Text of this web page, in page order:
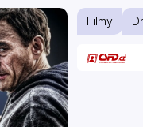
Filmy